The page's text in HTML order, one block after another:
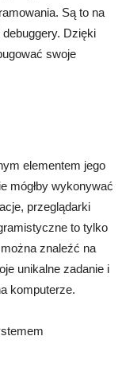
Są to na
Dzięki
swoje
elementem jego
mógłby wykonywać
przeglądarki
to tylko
znaleźć na
unikalne zadanie i
komputerze.